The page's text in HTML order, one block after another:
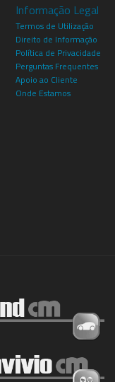
Informação Legal
Termos de Utilização
Direito de Informação
Política de Privacidade
Perguntas Frequentes
Apoio ao Cliente
Onde Estamos